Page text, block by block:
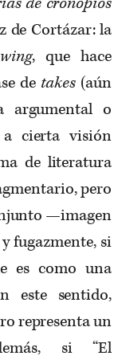
de Cortázar: la
, que hace
de takes (aún
o
cierta visión
de literatura
pero
—imagen
fugazmente, si
es como una
este sentido,
representaun
si
“El